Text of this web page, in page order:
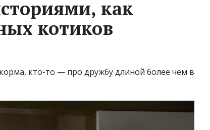
как
котиков
кто-то — про дружбу длиной более чем в